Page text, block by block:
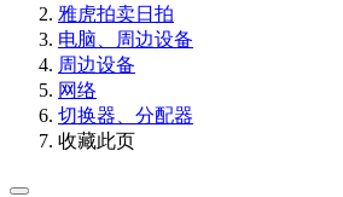
雅虎拍卖日拍
电脑、周边设备
周边设备
网络
切换器、分配器
收藏此页